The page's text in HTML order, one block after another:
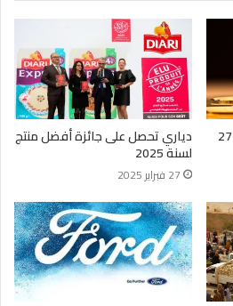
“بتكوين” تعاود الصعود فوق 27 دياري تحصل على جائزة أفضل منتج
لسنة 2025
27 فبراير 2025